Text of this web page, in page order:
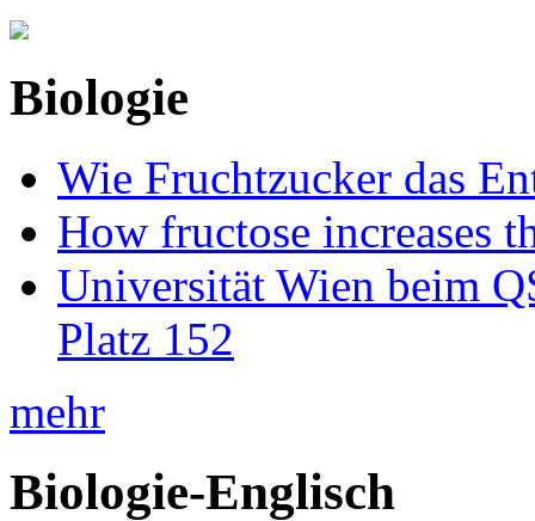
Biologie
Wie Fruchtzucker das
How fructose increases
Universität Wien beim
Platz 152
mehr
Biologie-Englisch